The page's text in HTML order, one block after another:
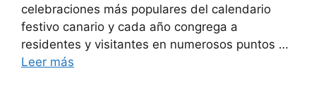
celebraciones más populares del calendario
festivo canario y cada año congrega a
residentes y visitantes en numerosos puntos …
Leer más